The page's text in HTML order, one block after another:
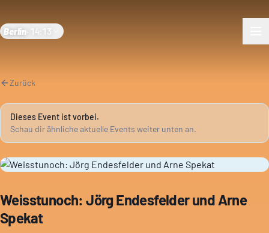
Berlin 14:13
Zurück
Dieses Event ist vorbei.
Schau dir ähnliche aktuelle Events weiter unten an.
Weisstunoch: Jörg Endesfelder und Arne
Spekat